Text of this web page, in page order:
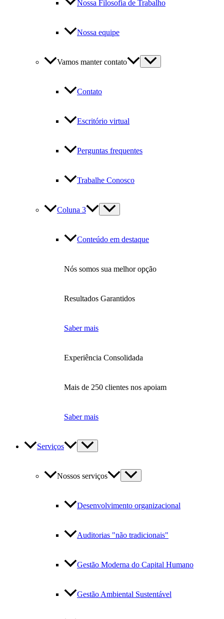
Nossa Filosofia de Trabalho
Nossa equipe
Vamos manter contato
Contato
Escritório virtual
Perguntas frequentes
Trabalhe Conosco
Coluna 3
Conteúdo em destaque
Nós somos sua melhor opção
Resultados Garantidos
Saber mais
Experiência Consolidada
Mais de 250 clientes nos apoiam
Saber mais
Serviços
Nossos serviços
Desenvolvimento organizacional
Auditorias "não tradicionais"
Gestão Moderna do Capital Humano
Gestão Ambiental Sustentável